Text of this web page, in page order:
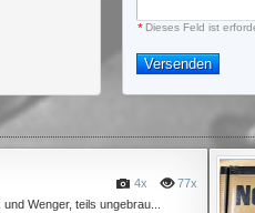
* Dieses Feld ist
Versenden
77x
4x
Wenger, teils ungebrau...